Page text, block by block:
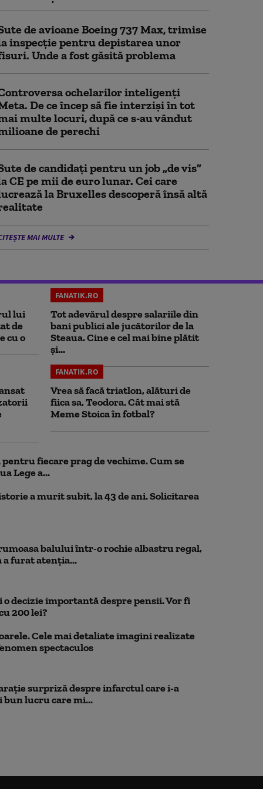
de avioane Boeing 737 Max, trimise
inspecție pentru depistarea unor
Unde a fost găsită problema
ochelarilor inteligenți
De ce încep să fie interziși în tot
multe locuri, după ce s-au vândut
de perechi
de candidați pentru un job „de vis”
CE pe mii de euro lunar. Cei care
la Bruxelles descoperă însă altă
MAI MULTE
lui
de
cu o
FANATIK.RO
Tot adevărul despre salariile din
bani publici ale jucătorilor de la
Steaua. Cine e cel mai bine plătit
și...
FANATIK.RO
Vrea să facă triatlon, alături de
fiica sa, Teodora. Cât mai stă
Meme Stoica în fotbal?
fiecare prag de vechime. Cum se
Lege a...
a murit subit, la 43 de ani. Solicitarea
balului într-o rochie albastru regal,
a furat atenția...
decizie importantă despre pensii. Vor fi
200 lei?
Cele mai detaliate imagini realizate
spectaculos
surpriză despre infarctul care i-a
bun lucru care mi...